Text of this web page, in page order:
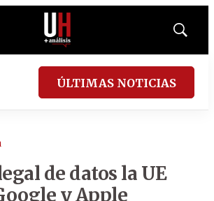
Mostrar
ÚLTIMAS NOTICIAS
de datos la UE
y Apple